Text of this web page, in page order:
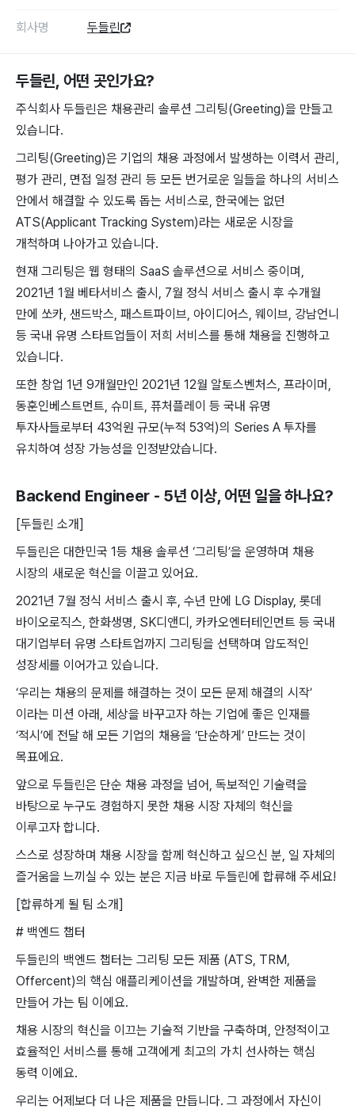
두들린, 어떤 곳인가요?
주식회사 두들린은 채용관리 솔루션 그리팅(Greeting)을 만들고
있습니다.
그리팅(Greeting)은 기업의 채용 과정에서 발생하는 이력서 관리,
평가 관리, 면접 일정 관리 등 모든 번거로운 일들을 하나의 서비스
안에서 해결할 수 있도록 돕는 서비스로, 한국에는 없던
ATS(Applicant Tracking System)라는 새로운 시장을
개척하며 나아가고 있습니다.
현재 그리팅은 웹 형태의 SaaS 솔루션으로 서비스 중이며,
2021년 1월 베타서비스 출시, 7월 정식 서비스 출시 후 수개월
만에 쏘카, 샌드박스, 패스트파이브, 아이디어스, 웨이브, 강남언니
등 국내 유명 스타트업들이 저희 서비스를 통해 채용을 진행하고
있습니다.
또한 창업 1년 9개월만인 2021년 12월 알토스벤처스, 프라이머,
동훈인베스트먼트, 슈미트, 퓨처플레이 등 국내 유명
투자사들로부터 43억원 규모(누적 53억)의 Series A 투자를
유치하여 성장 가능성을 인정받았습니다.
Backend Engineer - 5년 이상, 어떤 일을 하나요?
[두들린 소개]
두들린은 대한민국 1등 채용 솔루션 ‘그리팅’을 운영하며 채용
시장의 새로운 혁신을 이끌고 있어요.
2021년 7월 정식 서비스 출시 후, 수년 만에 LG Display, 롯데
바이오로직스, 한화생명, SK디앤디, 카카오엔터테인먼트 등 국내
대기업부터 유명 스타트업까지 그리팅을 선택하며 압도적인
성장세를 이어가고 있습니다.
‘우리는 채용의 문제를 해결하는 것이 모든 문제 해결의 시작’
이라는 미션 아래, 세상을 바꾸고자 하는 기업에 좋은 인재를
‘적시’에 전달 해 모든 기업의 채용을 ‘단순하게’ 만드는 것이
목표에요.
앞으로 두들린은 단순 채용 과정을 넘어, 독보적인 기술력을
바탕으로 누구도 경험하지 못한 채용 시장 자체의 혁신을
이루고자 합니다.
스스로 성장하며 채용 시장을 함께 혁신하고 싶으신 분, 일 자체의
즐거움을 느끼실 수 있는 분은 지금 바로 두들린에 합류해 주세요!
[합류하게 될 팀 소개]
# 백엔드 챕터
두들린의 백엔드 챕터는 그리팅 모든 제품 (ATS, TRM,
Offercent)의 핵심 애플리케이션을 개발하며, 완벽한 제품을
만들어 가는 팀 이에요.
채용 시장의 혁신을 이끄는 기술적 기반을 구축하며, 안정적이고
효율적인 서비스를 통해 고객에게 최고의 가치 선사하는 핵심
동력 이에요.
우리는 어제보다 더 나은 제품을 만듭니다. 그 과정에서 자신이
회사명 두들린